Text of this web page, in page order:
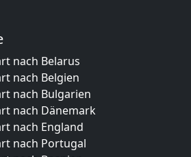
nach Belarus
nach Belgien
nach Bulgarien
nach Dänemark
nach England
nach Portugal